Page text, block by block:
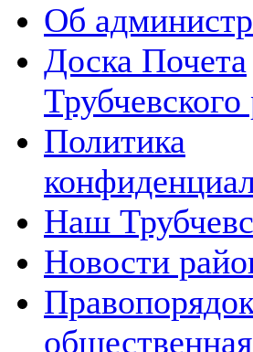
Об
Доска Почета
Трубчевского
Политика
Наш
Новости
общественная